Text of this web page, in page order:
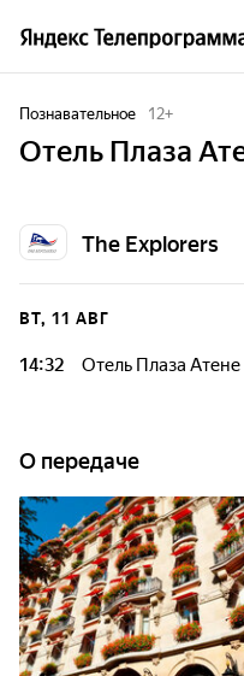
Познавательное 12+
Отель Плаза
The Explorers
ВТ, 11 АВГ
14:32 Отель Плаза
О передаче